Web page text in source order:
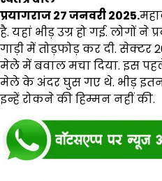
प्रयागराज 27 जनवरी 2025.
है. यहां भीड़ उग्र हो गई. लोगों ने
गाड़ी में तोड़फोड़ कर दी. सेक्टर
मेले में बवाल मचा दिया. इस
मेले के अंदर घुस गए थे. भीड़
इन्हें रोकने की हिम्मन नहीं की.